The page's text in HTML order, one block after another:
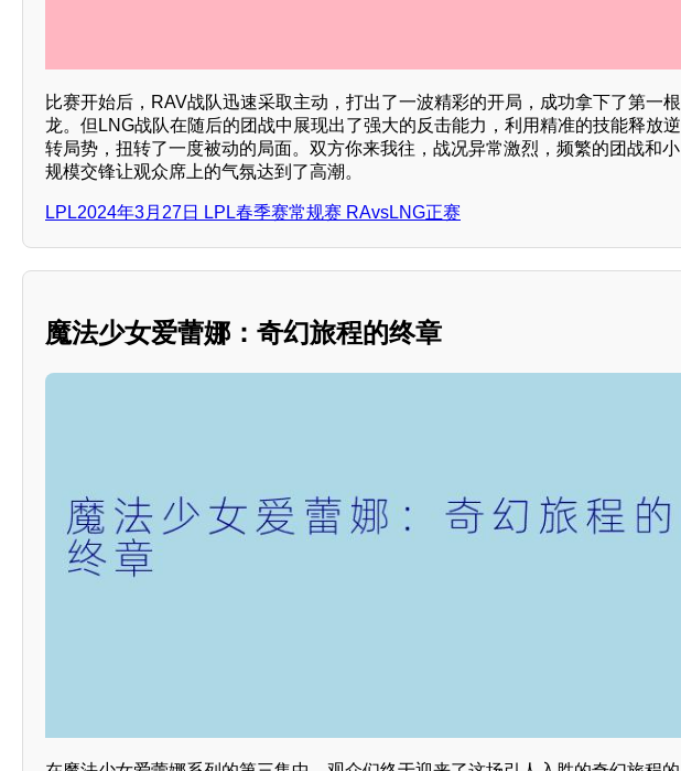
比赛开始后，RAV战队迅速采取主动，打出了一波精彩的开局，成功拿下了第一根
龙。但LNG战队在随后的团战中展现出了强大的反击能力，利用精准的技能释放逆
转局势，扭转了一度被动的局面。双方你来我往，战况异常激烈，频繁的团战和小
规模交锋让观众席上的气氛达到了高潮。
LPL2024年3月27日 LPL春季赛常规赛 RAvsLNG正赛
魔法少女爱蕾娜：奇幻旅程的终章